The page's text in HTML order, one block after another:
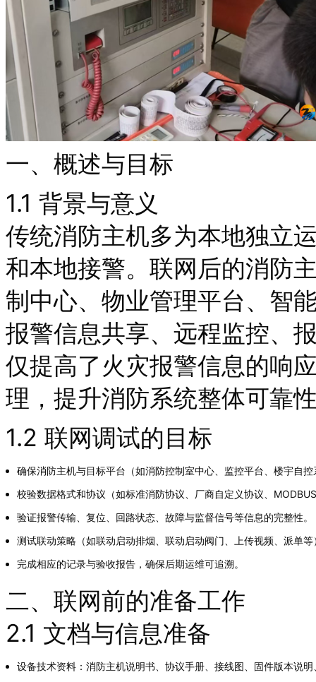
一、概述与目标
1.1 背景与意义
传统消防主机多为本地独立
和本地接警。联网后的消防
制中心、物业管理平台、智
报警信息共享、远程监控、
仅提高了火灾报警信息的响
理，提升消防系统整体可靠
1.2 联网调试的目标
确保消防主机与目标平台（如消防控制室中心、监控平台、楼宇自
校验数据格式和协议（如标准消防协议、厂商自定义协议、
验证报警传输、复位、回路状态、故障与监督信号等信息的完整性。
测试联动策略（如联动启动排烟、联动启动阀门、上传视频、派单
完成相应的记录与验收报告，确保后期运维可追溯。
二、联网前的准备工作
2.1 文档与信息准备
设备技术资料：消防主机说明书、协议手册、接线图、固件版本说